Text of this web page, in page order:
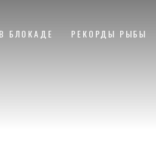
БЛОКАДЕ РЕКОРДЫ РЫБЫ